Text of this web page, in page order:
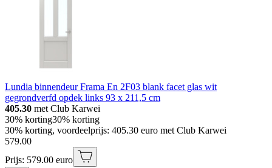
Lundia binnendeur Frama En 2F03 blank facet glas wit
gegrondverfd opdek links 93 x 211,5 cm
405.30 met Club Karwei
30% korting30% korting
30% korting, voordeelprijs: 405.30 euro met Club Karwei
579.00
Prijs: 579.00 euro